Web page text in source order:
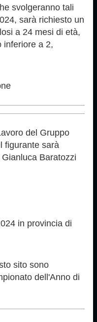
svolgeranno tali
sarà richiesto un
a 24 mesi di età,
inferiore a 2,
del Gruppo
figurante sarà
Baratozzi
in provincia di
sito sono
dell'Anno di